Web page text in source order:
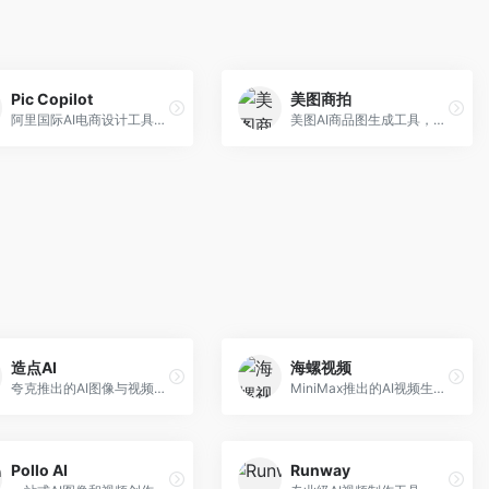
Pic Copilot
阿里国际AI电商设计工具，专注于跨境电商。面向跨境电商卖家，提供商品图优化、营销海报生成、多语言适配等服务，海外市场适配性强。
美图商拍
美图AI商品图生成工具，整合美图生态。面向电商卖家，提供商品图美化、模特替换、场景生成等服务，移动端操作便捷。
造点AI
夸克推出的AI图像与视频创作平台。面向普通用户和内容创作者，提供文生图、文生视频等功能，操作简便，与夸克生态深度整合。
海螺视频
MiniMax推出的AI视频生成工具，支持高质量视频创作。面向内容创作者，提供文生视频、视频编辑等功能，生成速度快，视频效果自然流畅。
Pollo AI Runway